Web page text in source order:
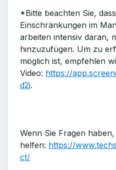
*Bitte beachten Sie,
Einschränkungen im
arbeiten intensiv daran,
hinzuzufügen. Um zu
möglich ist, empfehlen
Video: https://
d2i.
Wenn Sie Fragen
helfen: https://
ct/